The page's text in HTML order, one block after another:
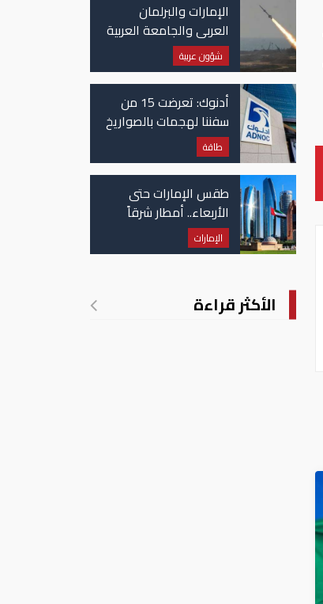
الإمارات والبرلمان
العربي والجامعة العربية
يدينون الهجوم الحوثي
على نجران بالسعودية
شؤون عربية
أدنوك: تعرضت 15 من
سفننا لهجمات بالصواريخ
والطائرات المسيّرة منذ
بداية النزاع
طاقة
طقس الإمارات حتى
الأربعاء.. أمطار شرقاً
وجنوباً وانخفاض
تدريجي للحرارة
الإمارات
الأكثر قراءة